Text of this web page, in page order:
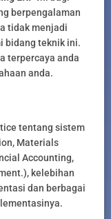
berpengalaman
tidak menjadi
bidang teknik ini.
terpercaya anda
anda.
tentang sistem
Materials
Accounting,
kelebihan
dan berbagai